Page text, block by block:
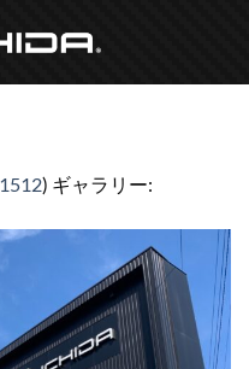
) ギャラリー: